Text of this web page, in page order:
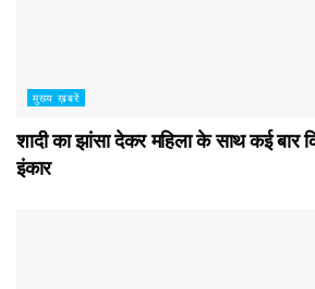
मुख्य ख़बरें
शादी का झांसा देकर महिला के साथ कई बार
इंकार